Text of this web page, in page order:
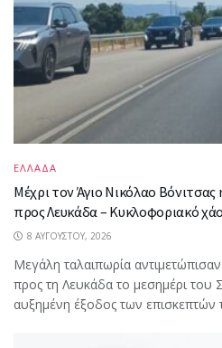
ΕΛΛΑΔΑ
Mέχρι τον Άγιο Νικόλαο
προς Λευκάδα – Κυκλοφοριακό
8 ΑΥΓΟΎΣΤΟΥ, 2026
Μεγάλη ταλαιπωρία
προς τη Λευκάδα το μεσημέρι του
αυξημένη έξοδος των επισκεπτών